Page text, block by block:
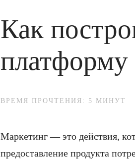
Как
ВРЕМЯ ПРОЧТЕНИЯ: 5 МИНУТ
Маркетинг — это действия,
предоставление продукта